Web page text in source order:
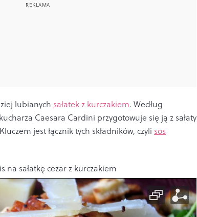
lubianych sałatek z kurczakiem. Według
Caesara Cardini przygotowuje się ją z sałaty
jest łącznik tych składników, czyli sos
na sałatkę cezar z kurczakiem